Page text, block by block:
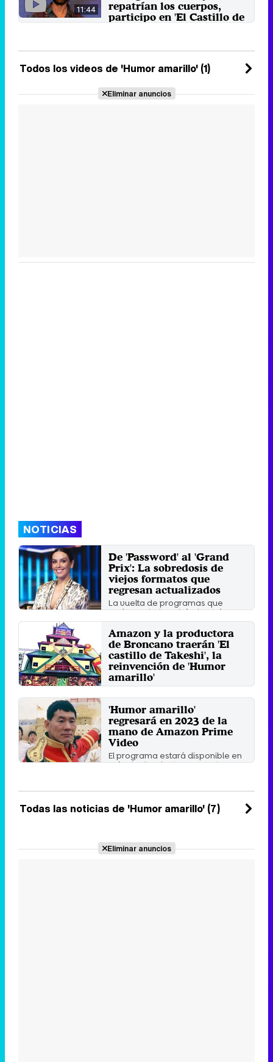
11:44
repatrían los cuerpos,
participo en 'El Castillo de
doblar a los personajes de la
10 de julio 2023
Todos los videos de 'Humor amarillo' (1)
Eliminar anuncios
NOTICIAS
De 'Password' al 'Grand
Prix': La sobredosis de
viejos formatos que
regresan actualizados
La vuelta de programas que
creíamos haber dejado atrás se
ha convertido en fiel ...
Martes 13 Junio 2023 11:54
Amazon y la productora
de Broncano traerán 'El
castillo de Takeshi', la
reinvención de 'Humor
amarillo'
previamente en España como
'Humor amarillo', vuelve este ...
Miércoles 25 Enero 2023 12:39
'Humor amarillo'
regresará en 2023 de la
mano de Amazon Prime
Video
El programa estará disponible en
más de doscientos cuarenta
Todas las noticias de 'Humor amarillo' (7)
Eliminar anuncios